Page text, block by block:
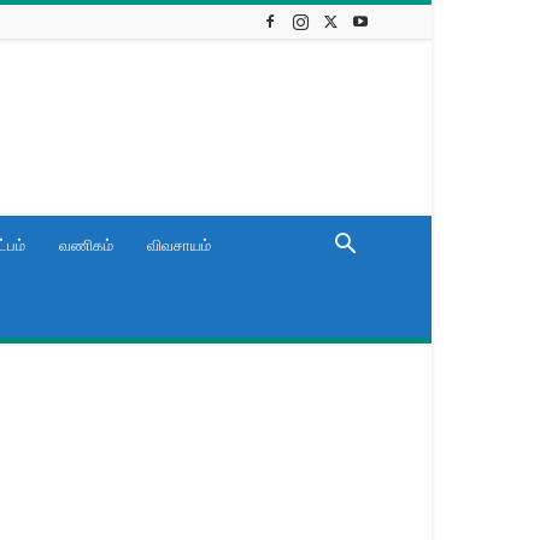
வணிகம் விவசாயம்